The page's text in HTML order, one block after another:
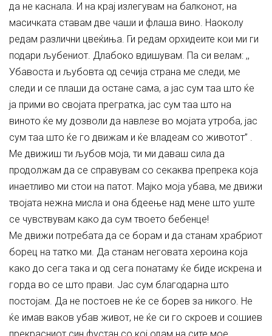
да не каснала. И на крај излегувам на балконот, на
масичката ставам две чаши и флаша вино. Наоколу
редам различни цвеќиња. Ги редам орхидеите кои ми ги
подари љубениот. Длабоко вдишувам. Па си велам: ,,
Убавоста и љубовта од сечија страна ме следи, ме
следи и се плаши да остане сама, а јас сум таа што ќе
ја прими во својата прегратка, јас сум таа што на
виното ќе му дозволи да навлезе во мојата утроба, јас
сум таа што ќе го движам и ќе владеам со животот” .
Ме движиш ти љубов моја, ти ми даваш сила да
продолжам да се справувам со секаква препрека која
инаетливо ми стои на патот. Мајко моја убава, ме движи
твојата нежна мисла и она бдеење над мене што уште
се чувствувам како да сум твоето бебенце!
Ме движи потребата да се борам и да станам храбриот
борец на татко ми. Да станам неговата хероина која
како до сега така и од сега понатаму ќе биде искрена и
горда во се што прави. Јас сум благодарна што
постојам. Да не постоев не ќе се борев за никого. Не
ќе имав ваков убав живот, не ќе си го скроев и сошиев